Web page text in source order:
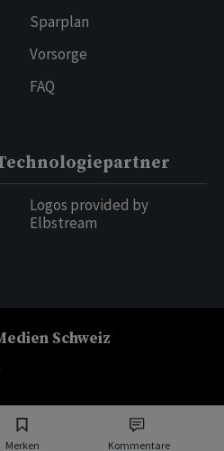
Merken Kommentare
Sparplan
Vorsorge
FAQ
Logos provided by
Elbstream
Schweiz